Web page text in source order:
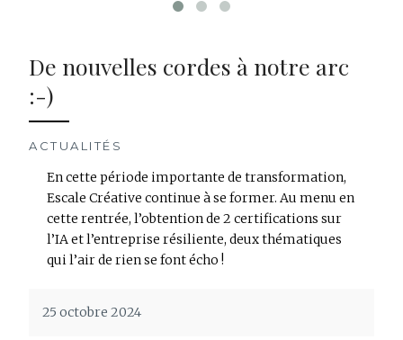
De nouvelles cordes à notre arc
:-)
ACTUALITÉS
En cette période importante de transformation,
Escale Créative continue à se former. Au menu en
cette rentrée, l’obtention de 2 certifications sur
l’IA et l’entreprise résiliente, deux thématiques
qui l’air de rien se font écho !
25 octobre 2024